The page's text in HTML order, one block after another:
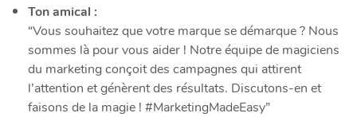
Ton amical :
“Vous souhaitez que votre marque se démarque ? Nous
sommes là pour vous aider ! Notre équipe de magiciens
du marketing conçoit des campagnes qui attirent
l’attention et génèrent des résultats. Discutons-en et
faisons de la magie ! #MarketingMadeEasy”